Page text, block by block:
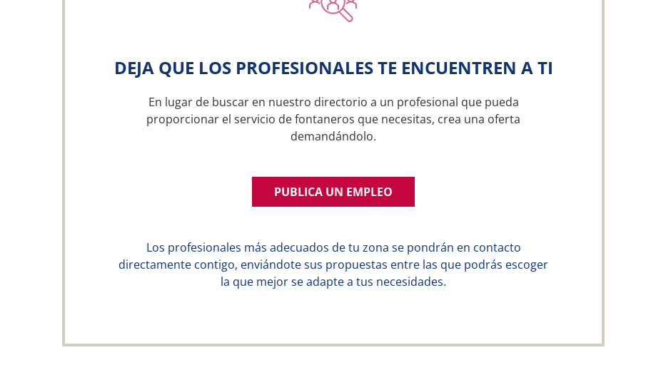
DEJA QUE LOS PROFESIONALES TE ENCUENTREN A TI
En lugar de buscar en nuestro directorio a un profesional que pueda
proporcionar el servicio de fontaneros que necesitas, crea una oferta
demandándolo.
PUBLICA UN EMPLEO
Los profesionales más adecuados de tu zona se pondrán en contacto
directamente contigo, enviándote sus propuestas entre las que podrás escoger
la que mejor se adapte a tus necesidades.